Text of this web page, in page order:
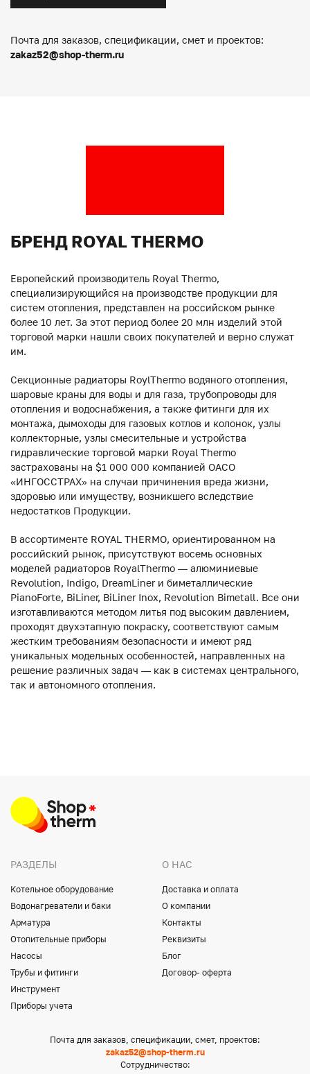
Почта для заказов, спецификации, смет и проектов:
zakaz52@shop-therm.ru
БРЕНД ROYAL THERMO
Европейский производитель Royal Thermo,
специализирующийся на производстве продукции для
систем отопления, представлен на российском рынке
более 10 лет. За этот период более 20 млн изделий этой
торговой марки нашли своих покупателей и верно служат
им.
Секционные радиаторы RoylThermo водяного отопления,
шаровые краны для воды и для газа, трубопроводы для
отопления и водоснабжения, а также фитинги для их
монтажа, дымоходы для газовых котлов и колонок, узлы
коллекторные, узлы смесительные и устройства
гидравлические торговой марки Royal Thermo
застрахованы на $1 000 000 компанией ОАСО
«ИНГОССТРАХ» на случаи причинения вреда жизни,
здоровью или имуществу, возникшего вследствие
недостатков Продукции.
В ассортименте ROYAL THERMO, ориентированном на
российский рынок, присутствуют восемь основных
моделей радиаторов RoyalThermo — алюминиевые
Revolution, Indigo, DreamLiner и биметаллические
PianoForte, BiLiner, BiLiner Inox, Revolution Bimetall. Все они
изготавливаются методом литья под высоким давлением,
проходят двухэтапную покраску, соответствуют самым
жестким требованиям безопасности и имеют ряд
уникальных модельных особенностей, направленных на
решение различных задач — как в системах центрального,
так и автономного отопления.
РАЗДЕЛЫ
Котельное оборудование
Водонагреватели и баки
Арматура
Отопительные приборы
Насосы
Трубы и фитинги
Инструмент
Приборы учета
О НАС
Доставка и оплата
О компании
Контакты
Реквизиты
Блог
Договор- оферта
Почта для заказов, спецификации, смет, проектов:
zakaz52@shop-therm.ru
Сотрудничество: